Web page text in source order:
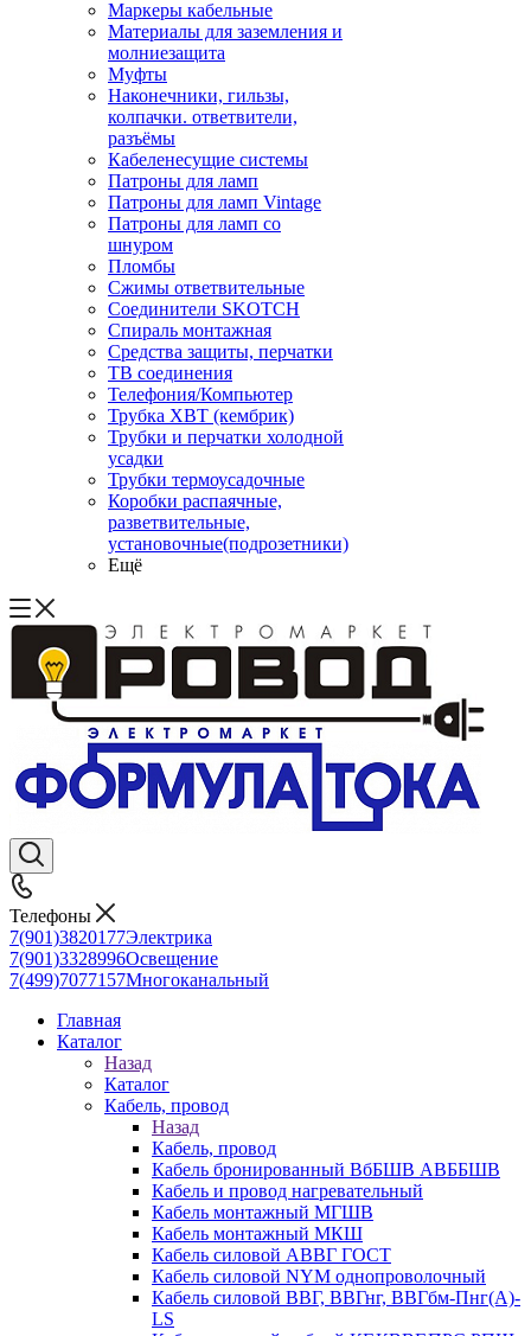
Маркеры кабельные
Материалы для заземления и
молниезащита
Муфты
Наконечники, гильзы,
колпачки. ответвители,
разъёмы
Кабеленесущие системы
Патроны для ламп
Патроны для ламп Vintage
Патроны для ламп со
шнуром
Пломбы
Сжимы ответвительные
Соединители SKOTCH
Спираль монтажная
Средства защиты, перчатки
ТВ соединения
Телефония/Компьютер
Трубка ХВТ (кембрик)
Трубки и перчатки холодной
усадки
Трубки термоусадочные
Коробки распаячные,
разветвительные,
установочные(подрозетники)
Ещё
Телефоны
7(901)3820177Электрика
7(901)3328996Освещение
7(499)7077157Многоканальный
Главная
Каталог
Назад
Каталог
Кабель, провод
Назад
Кабель, провод
Кабель бронированный ВбБШВ АВББШВ
Кабель и провод нагревательный
Кабель монтажный МГШВ
Кабель монтажный МКШ
Кабель силовой АВВГ ГОСТ
Кабель силовой NYM однопроволочный
Кабель силовой ВВГ, ВВГнг, ВВГбм-Пнг(А)-
LS